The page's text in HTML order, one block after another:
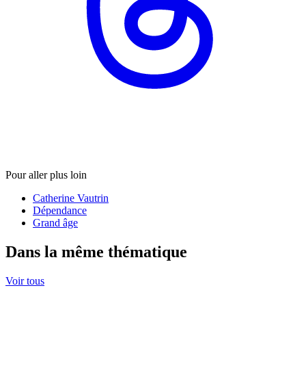
Pour aller plus loin
Catherine Vautrin
Dépendance
Grand âge
Dans la même thématique
Voir tous